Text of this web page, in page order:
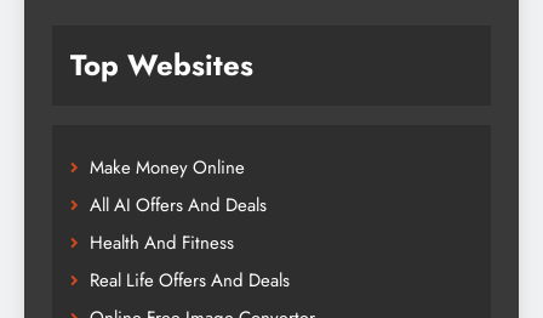
Top Websites
Make Money Online
All AI Offers And Deals
Health And Fitness
Real Life Offers And Deals